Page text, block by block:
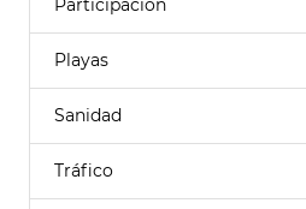
Playas
Sanidad
Tráfico